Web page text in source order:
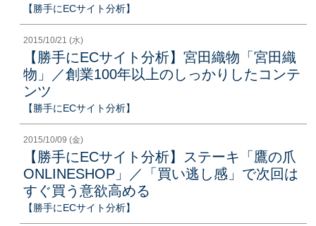
【勝手にECサイト分析】
2015/10/21 (水)
【勝手にECサイト分析】宮田織物「宮田織
物」／創業100年以上のしっかりしたコンテ
ンツ
【勝手にECサイト分析】
2015/10/09 (金)
【勝手にECサイト分析】ステーキ「鷹の爪
ONLINESHOP」／「買い逃し感」で次回は
すぐ買う意欲高める
【勝手にECサイト分析】